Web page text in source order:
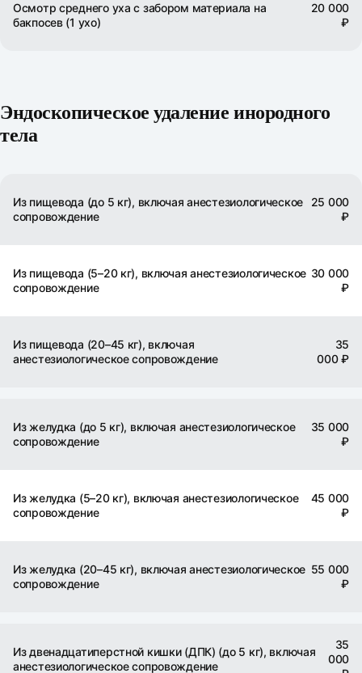
Осмотр среднего уха с забором материала на
бакпосев (1 ухо)
20 000
₽
Эндоскопическое удаление инородного
тела
Из пищевода (до 5 кг), включая анестезиологическое
сопровождение
25 000
₽
Из пищевода (5–20 кг), включая анестезиологическое
сопровождение
30 000
₽
Из пищевода (20–45 кг), включая
анестезиологическое сопровождение
35
000 ₽
Из желудка (до 5 кг), включая анестезиологическое
сопровождение
35 000
₽
Из желудка (5–20 кг), включая анестезиологическое
сопровождение
45 000
₽
Из желудка (20–45 кг), включая анестезиологическое
сопровождение
55 000
₽
Из двенадцатиперстной кишки (ДПК) (до 5 кг), включая
анестезиологическое сопровождение
35
000